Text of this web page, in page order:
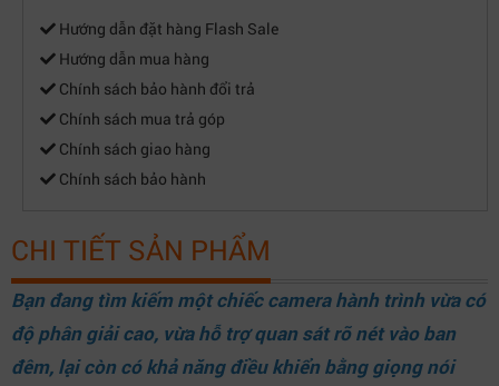
Hướng dẫn đặt hàng Flash Sale
Hướng dẫn mua hàng
Chính sách bảo hành đổi trả
Chính sách mua trả góp
Chính sách giao hàng
Chính sách bảo hành
CHI TIẾT SẢN PHẨM
Bạn đang tìm kiếm một chiếc camera hành trình vừa có
độ phân giải cao, vừa hỗ trợ quan sát rõ nét vào ban
đêm, lại còn có khả năng điều khiển bằng giọng nói